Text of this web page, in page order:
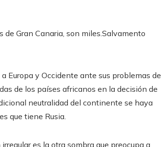
Gran Canaria, son miles.Salvamento
Europa y Occidente ante sus problemas de
de los países africanos en la decisión de
neutralidad del continente se haya
que tiene Rusia.
es la otra sombra que preocupa a